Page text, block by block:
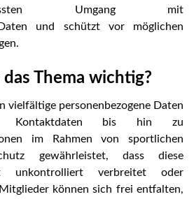
Umgang mit
Daten und schützt vor möglichen
Thema wichtig?
vielfältige personenbezogene Daten
bis hin zu
im Rahmen von sportlichen
gewährleistet, dass diese
unkontrolliert verbreitet oder
können sich frei entfalten,